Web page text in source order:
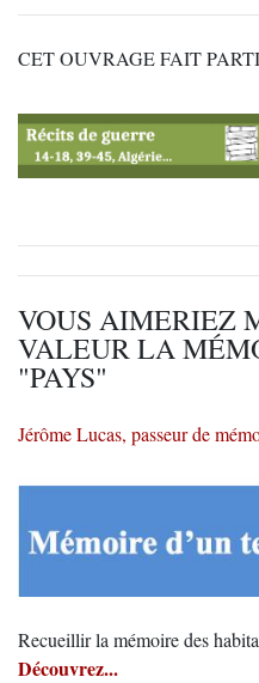
CET OUVRAGE FAIT
VOUS AIMERIEZ
VALEUR LA
"PAYS"
Jérôme Lucas, passeur de
Recueillir la mémoire des
Découvrez...